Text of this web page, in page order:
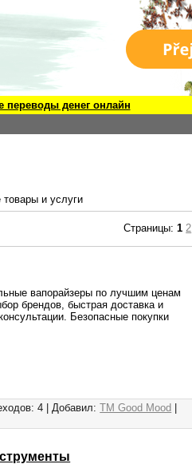
денег онлайн
товары и услуги
Страницы:1 2
вапорайзеры по лучшим ценам
брендов, быстрая доставка и
Безопасные покупки
4 | Добавил: TM Good Mood |